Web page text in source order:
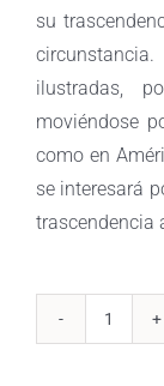
su
ilustradas,
moviéndose
como en
se interesará
trascendencia